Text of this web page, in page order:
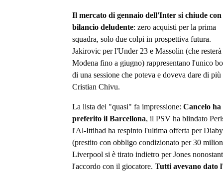
Il mercato di gennaio dell'Inter si chiude
bilancio deludente: zero acquisti per la prima
squadra, solo due colpi in prospettiva futura.
Jakirovic per l'Under 23 e Massolin (che resterà
Modena fino a giugno) rappresentano l'unico
di una sessione che poteva e doveva dare di più
Cristian Chivu.
La lista dei "quasi" fa impressione: Cancelo ha
preferito il Barcellona, il PSV ha blindato
l'Al-Ittihad ha respinto l'ultima offerta per Diaby
(prestito con obbligo condizionato per 30
Liverpool si è tirato indietro per Jones
l'accordo con il giocatore. Tutti avevano dato